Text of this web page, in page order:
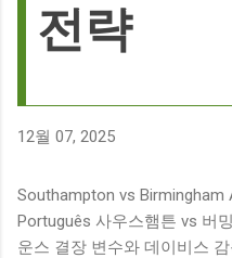
전략
12월 07, 2025
Southampton vs Birmingham
Português 사우스햄튼 vs 버
운스 결장 변수와 데이비스